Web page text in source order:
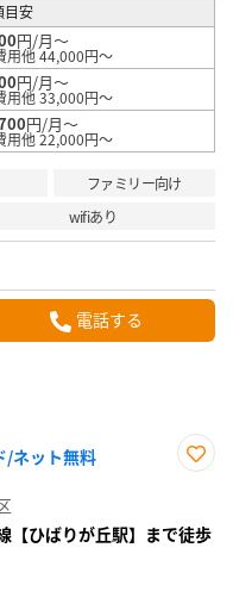
目安
円/月～
用他 44,000円～
円/月～
用他 33,000円～
円/月～
用他 22,000円～
ファミリー向け
wifiあり
電話する
/ネット無料
録
【ひばりが丘駅】まで徒歩